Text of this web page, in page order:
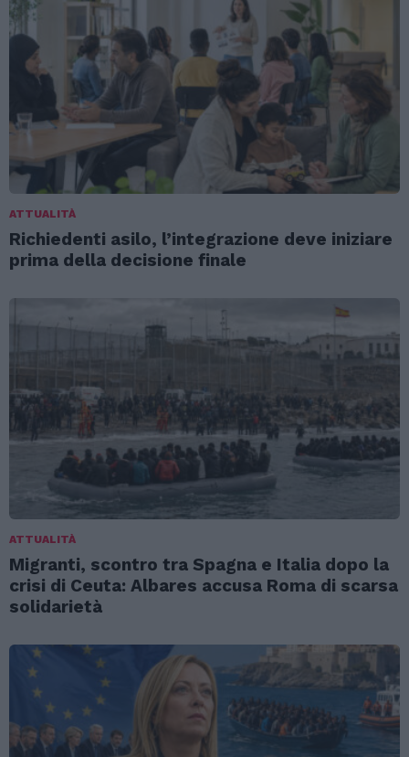
ATTUALITÀ
Richiedenti asilo, l’integrazione deve iniziare
prima della decisione finale
ATTUALITÀ
Migranti, scontro tra Spagna e Italia dopo la
crisi di Ceuta: Albares accusa Roma di scarsa
solidarietà